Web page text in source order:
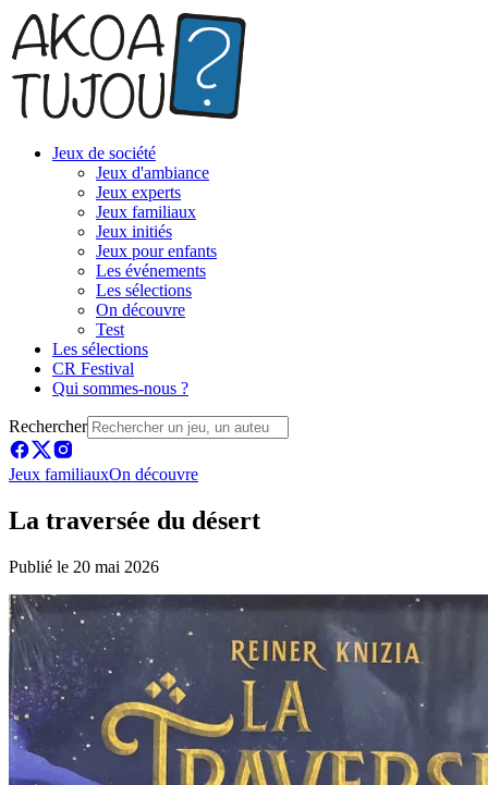
Jeux de société
Jeux d'ambiance
Jeux experts
Jeux familiaux
Jeux initiés
Jeux pour enfants
Les événements
Les sélections
On découvre
Test
Les sélections
CR Festival
Qui sommes-nous ?
Rechercher
Jeux familiauxOn découvre
La traversée du désert
Publié le 20 mai 2026